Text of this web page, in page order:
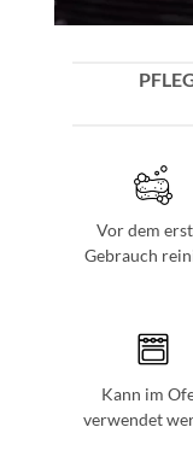
Vor dem
Gebrauch
Kann im
verwendet